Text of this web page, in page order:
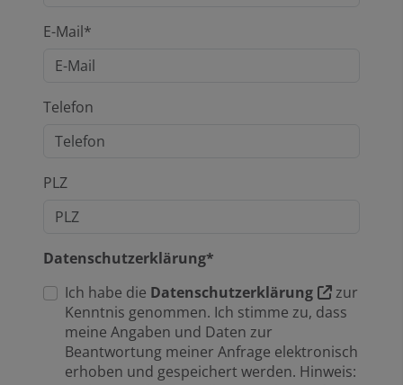
E-Mail*
Telefon
PLZ
Datenschutzerklärung*
Ich habe die Datenschutzerklärung
zur
Kenntnis genommen. Ich stimme zu, dass
meine Angaben und Daten zur
Beantwortung meiner Anfrage elektronisch
erhoben und gespeichert werden. Hinweis: